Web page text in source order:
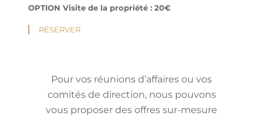
OPTION Visite de la propriété : 20€
RÉSERVER
Pour vos réunions d’affaires ou vos
comités de direction, nous pouvons
vous proposer des offres sur-mesure